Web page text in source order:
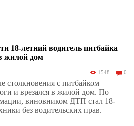
18-летний водитель питбайка
жилой дом
1548 0
столкновения с питбайком
и врезался в жилой дом. По
виновником ДТП стал 18-
без водительских прав.